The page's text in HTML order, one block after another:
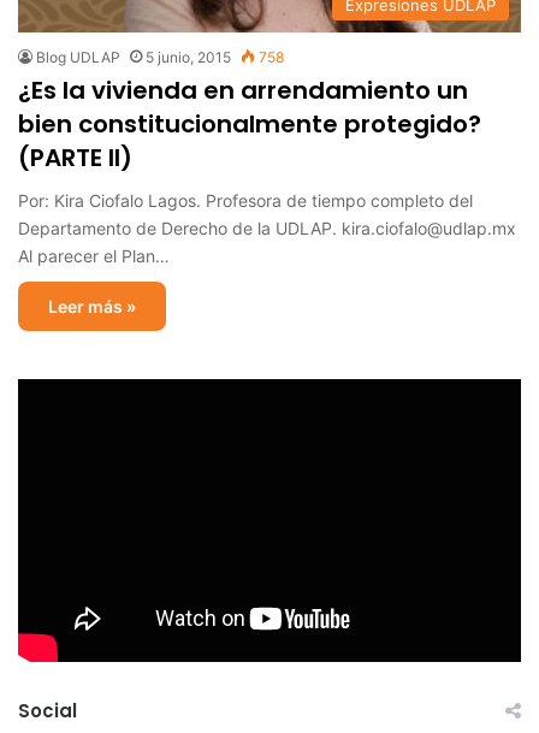
Expresiones UDLAP
Blog UDLAP 5 junio, 2015 758
¿Es la vivienda en arrendamiento un
bien constitucionalmente protegido?
(PARTE II)
Por: Kira Ciofalo Lagos. Profesora de tiempo completo del
Departamento de Derecho de la UDLAP. kira.ciofalo@udlap.mx
Al parecer el Plan…
Leer más »
Social